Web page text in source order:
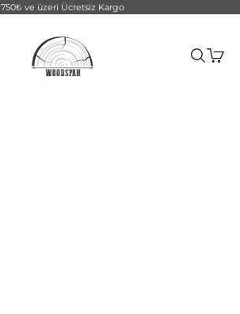
750₺ ve üzeri Ücretsiz Kargo
WoodSpan
Ara Sepet